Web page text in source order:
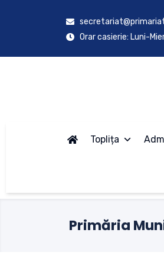
Orar casierie: Luni-
Toplița
Primăria